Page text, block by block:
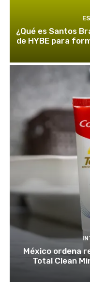
¿Qué es Santos
de HYBE para
México ordena
Total Clean